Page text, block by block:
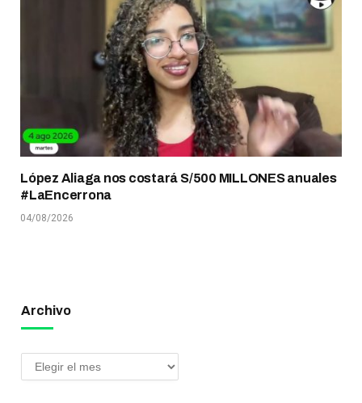
López Aliaga nos costará S/500 MILLONES anuales
#LaEncerrona
04/08/2026
Archivo